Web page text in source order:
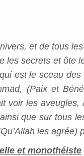
et de tous
les secrets et ôte
est le sceau
(Paix et
voir les aveugles,
que sur tous
les agrée)
et monothéiste